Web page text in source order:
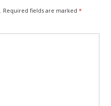
Required fields are marked *